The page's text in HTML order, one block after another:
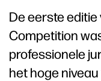
De eerste
Competition
professionele
het hoge